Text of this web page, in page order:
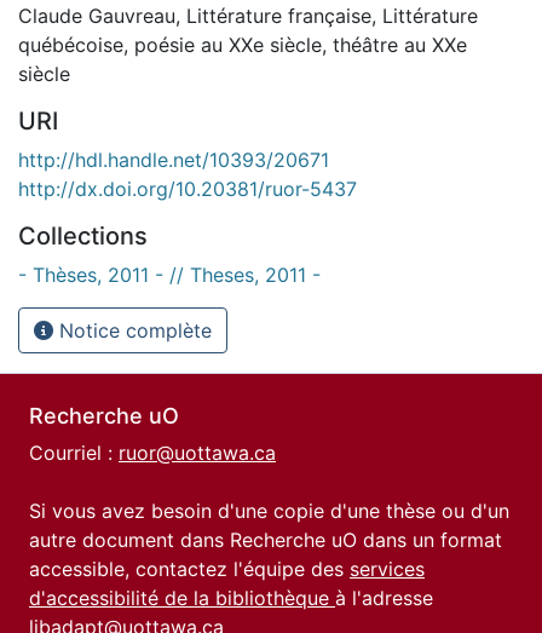
Claude Gauvreau, Littérature française, Littérature
québécoise, poésie au XXe siècle, théâtre au XXe
siècle
URI
http://hdl.handle.net/10393/20671
http://dx.doi.org/10.20381/ruor-5437
Collections
- Thèses, 2011 - // Theses, 2011 -
Notice complète
Recherche uO
Courriel : ruor@uottawa.ca
Si vous avez besoin d'une copie d'une thèse ou d'un
autre document dans Recherche uO dans un format
accessible, contactez l'équipe des services
d'accessibilité de la bibliothèque à l'adresse
libadapt@uottawa.ca